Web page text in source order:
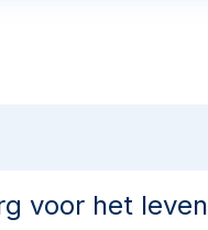
voor het leven